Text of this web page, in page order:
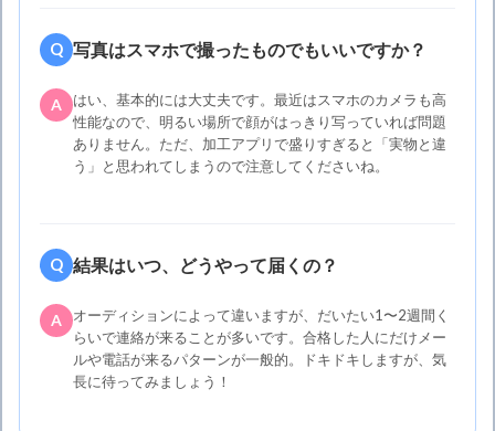
Q 写真はスマホで撮ったものでもいいですか？
A
はい、基本的には大丈夫です。最近はスマホのカメラも高
性能なので、明るい場所で顔がはっきり写っていれば問題
ありません。ただ、加工アプリで盛りすぎると「実物と違
う」と思われてしまうので注意してくださいね。
Q 結果はいつ、どうやって届くの？
A
オーディションによって違いますが、だいたい1〜2週間く
らいで連絡が来ることが多いです。合格した人にだけメー
ルや電話が来るパターンが一般的。ドキドキしますが、気
長に待ってみましょう！